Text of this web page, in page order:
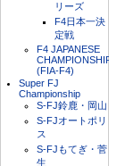
リーズ
F4日本一決
定戦
F4 JAPANESE
CHAMPIONSHIP
(FIA-F4)
Super FJ
Championship
S-FJ鈴鹿・岡山
S-FJオートポリ
ス
S-FJもてぎ・菅
生